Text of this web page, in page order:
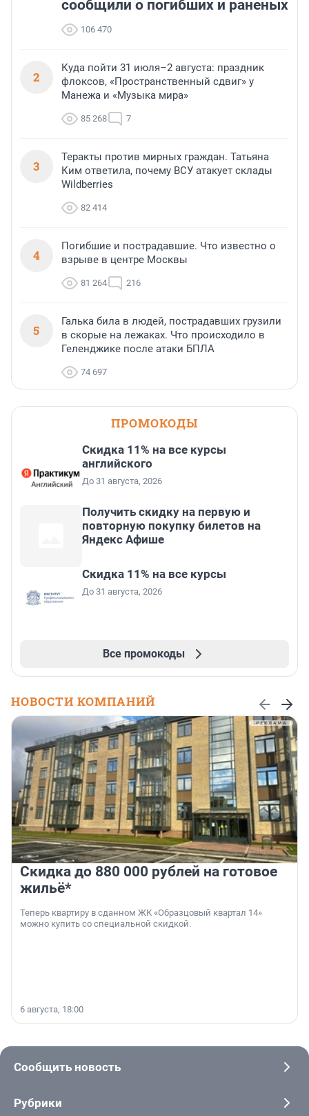
сообщили о погибших и раненых
106 470
2
Куда пойти 31 июля–2 августа: праздник
флоксов, «Пространственный сдвиг» у
Манежа и «Музыка мира»
85 268 7
3
Теракты против мирных граждан. Татьяна
Ким ответила, почему ВСУ атакует склады
Wildberries
82 414
4
Погибшие и пострадавшие. Что известно о
взрыве в центре Москвы
81 264 216
5
Галька била в людей, пострадавших грузили
в скорые на лежаках. Что происходило в
Геленджике после атаки БПЛА
74 697
ПРОМОКОДЫ
Скидка 11% на все курсы
английского
До 31 августа, 2026
Получить скидку на первую и
повторную покупку билетов на
Яндекс Афише
Скидка 11% на все курсы
До 31 августа, 2026
Все промокоды
НОВОСТИ КОМПАНИЙ
Скидка до 880 000 рублей на готовое
жильё*
Теперь квартиру в сданном ЖК «Образцовый квартал 14»
можно купить со специальной скидкой.
6 августа, 18:00
Сообщить новость
Рубрики